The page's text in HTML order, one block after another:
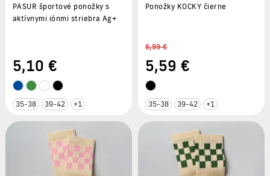
PASUR športové ponožky s
aktívnymi iónmi striebra Ag+
5,10 €
35-38 39-42 +1
Ponožky KOCKY čierne
6,99 €
5,59 €
35-38 39-42 +1